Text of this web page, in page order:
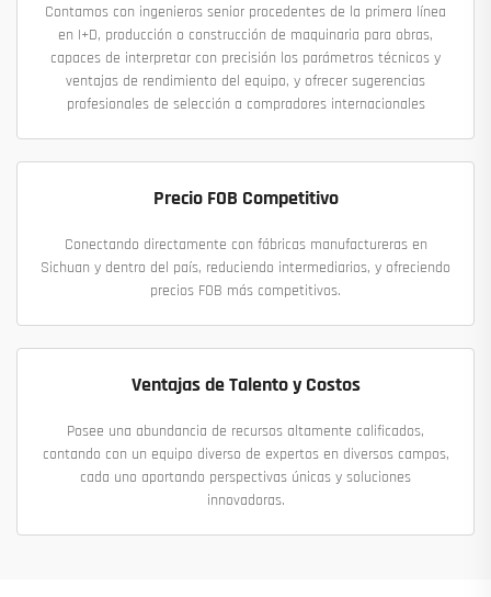
Contamos con ingenieros senior procedentes de la primera línea
en I+D, producción o construcción de maquinaria para obras,
capaces de interpretar con precisión los parámetros técnicos y
ventajas de rendimiento del equipo, y ofrecer sugerencias
profesionales de selección a compradores internacionales
Precio FOB Competitivo
Conectando directamente con fábricas manufactureras en
Sichuan y dentro del país, reduciendo intermediarios, y ofreciendo
precios FOB más competitivos.
Ventajas de Talento y Costos
Posee una abundancia de recursos altamente calificados,
contando con un equipo diverso de expertos en diversos campos,
cada uno aportando perspectivas únicas y soluciones
innovadoras.